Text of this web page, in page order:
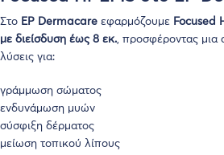
Στο EP Dermacare εφαρμόζουμε Focused
με διείσδυση έως 8 εκ., προσφέροντας μια
λύσεις για:
γράμμωση σώματος
ενδυνάμωση μυών
σύσφιξη δέρματος
μείωση τοπικού λίπους